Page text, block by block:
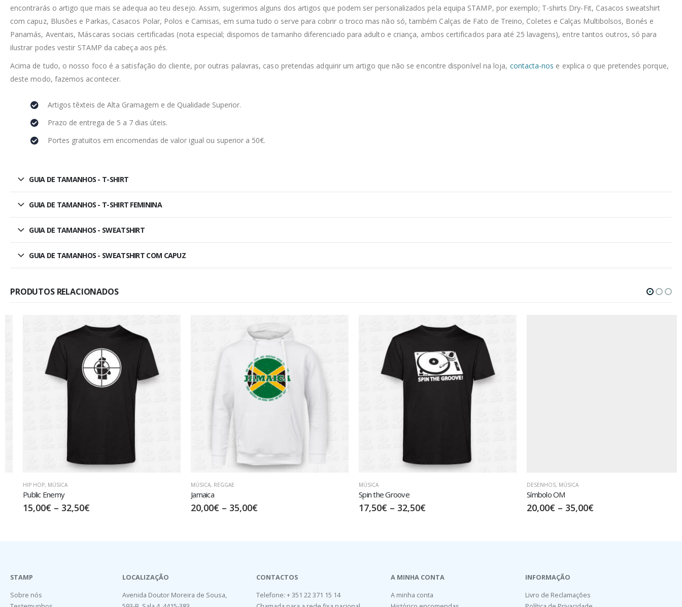
encontrarás o artigo que mais se adequa ao teu desejo. Assim, sugerimos alguns dos artigos que podem ser personalizados pela equipa STAMP, por exemplo; T-shirts Dry-Fit, Casacos sweatshirt
com capuz, Blusões e Parkas, Casacos Polar, Polos e Camisas, em suma tudo o serve para cobrir o troco mas não só, também Calças de Fato de Treino, Coletes e Calças Multibolsos, Bonés e
Panamás, Aventais, Máscaras sociais certificadas (nota especial; dispomos de tamanho diferenciado para adulto e criança, ambos certificados para até 25 lavagens), entre tantos outros, só para
ilustrar podes vestir STAMP da cabeça aos pés.
Acima de tudo, o nosso foco é a satisfação do cliente, por outras palavras, caso pretendas adquirir um artigo que não se encontre disponível na loja, contacta-nos e explica o que pretendes porque,
deste modo, fazemos acontecer.
Artigos têxteis de Alta Gramagem e de Qualidade Superior.
Prazo de entrega de 5 a 7 dias úteis.
Portes gratuitos em encomendas de valor igual ou superior a 50€.
GUIA DE TAMANHOS - T-SHIRT
GUIA DE TAMANHOS - T-SHIRT FEMININA
GUIA DE TAMANHOS - SWEATSHIRT
GUIA DE TAMANHOS - SWEATSHIRT COM CAPUZ
PRODUTOS RELACIONADOS
HIP HOP ,MÚSICA
Public Enemy
15,00€–32,50€
MÚSICA,REGGAE
Jamaica
20,00€–35,00€
MÚSICA
Spin the Groove
17,50€–32,50€
DESENHOS,MÚSICA
Símbolo OM
20,00€–35,00€
STAMP
Sobre nós
LOCALIZAÇÃO
Avenida Doutor Moreira de Sousa,
CONTACTOS
Telefone: + 351 22 371 15 14
A MINHA CONTA
A minha conta
INFORMAÇÃO
Livro de Reclamações